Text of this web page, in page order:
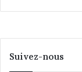
Suivez-nous